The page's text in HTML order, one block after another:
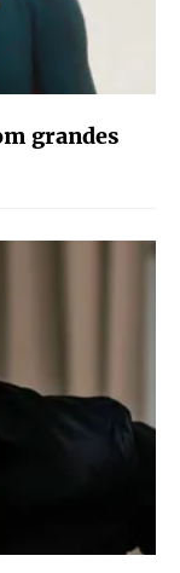
grandes